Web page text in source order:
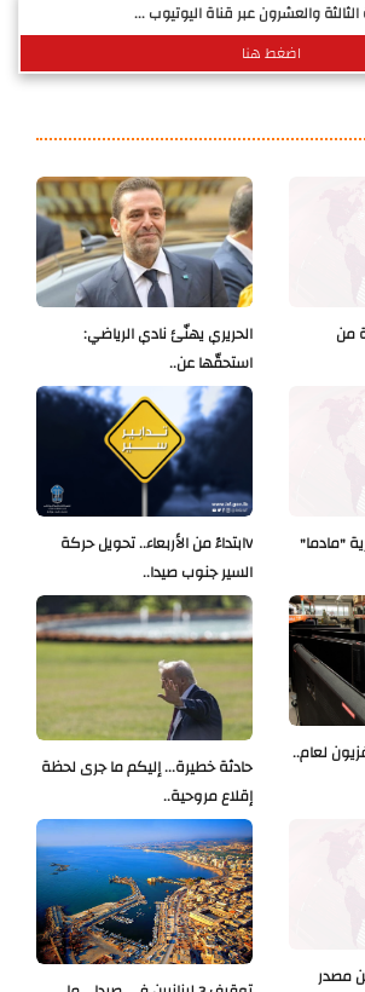
الثالثة والعشرون عبر قناة اليوتيوب ...
اضغط هنا
الحريري يهنّئ نادي الرياضي:
استحقّها عن..
من
Vابتداءً من الأربعاء.. تحويل حركة
السير جنوب صيدا..
"مادما"
حادثة خطيرة... إليكم ما جرى لحظة
إقلاع مروحية..
لعام..
مصدر